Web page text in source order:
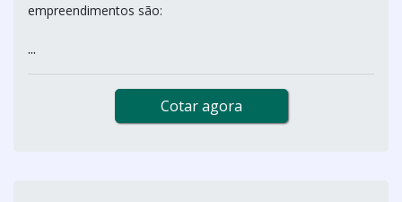
empreendimentos são:
...
Cotar agora